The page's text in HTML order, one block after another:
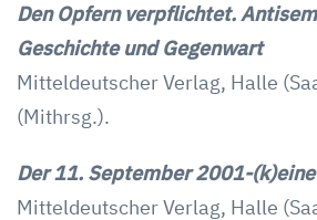
Den Opfern verpflichtet.
Geschichte und Gegenwart
Mitteldeutscher Verlag, Halle
(Mithrsg.).
Der 11. September 2001-
Mitteldeutscher Verlag, Halle